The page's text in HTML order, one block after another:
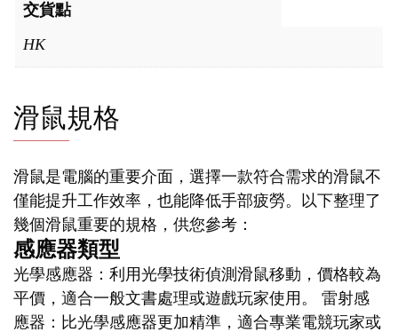
交貨點
HK
滑鼠規格
滑鼠是電腦的重要介面，選擇一款符合需求的滑鼠不
僅能提升工作效率，也能降低手部疲勞。以下整理了
幾個滑鼠重要的規格，供您參考：
感應器類型
光學感應器：利用光學技術偵測滑鼠移動，價格較為
平價，適合一般文書處理或遊戲玩家使用。 雷射感
應器：比光學感應器更加精準，適合專業電競玩家或